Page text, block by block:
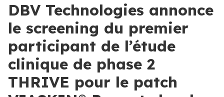
DBV Technologies annonce
le screening du premier
participant de l’étude
clinique de phase 2
THRIVE pour le patch